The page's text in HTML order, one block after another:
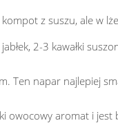
z suszu, ale w
2-3 kawałki
Ten napar najlepiej
owocowy aromat i jest